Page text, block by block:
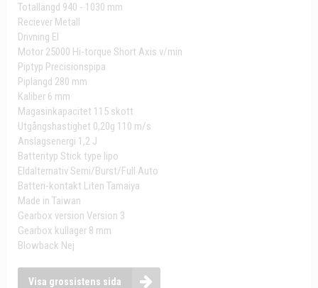
Totallängd 940 - 1030 mm
Reciever Metall
Drivning El
Motor 25000 Hi-torque Short Axis v/min
Piptyp Precisionspipa
Piplängd 280 mm
Kaliber 6 mm
Magasinkapacitet 115 skott
Utgångshastighet 0,20g 110 m/s
Anslagsenergi 1,2 J
Batterityp Stick type lipo
Eldalternativ Semi/Burst/Full Auto
Batteri-kontakt Liten Tamaiya
Made in Taiwan
Gearbox version Version 3
Gearbox kullager 8 mm
Blowback Nej
Visa grossistens sida